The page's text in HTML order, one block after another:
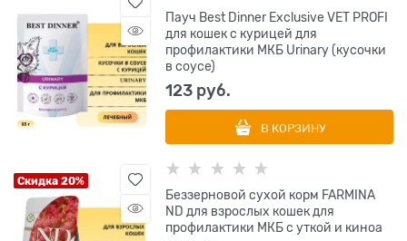
Пауч Best Dinner Exclusive VET PROFI
для кошек с курицей для
профилактики МКБ Urinary (кусочки
в соусе)
123 руб.
В КОРЗИНУ
Скидка 20%
Беззерновой cухой корм FARMINA
ND для взрослых кошек для
профилактики МКБ с уткой и киноа